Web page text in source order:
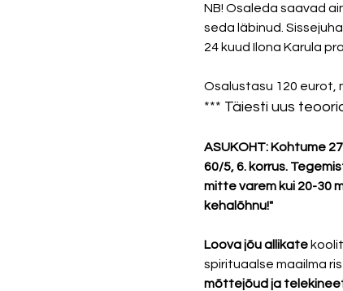
NB! Osaleda saavad
seda läbinud.
24 kuud Ilona Karula
Osalustasu 120 eurot,
*** Täiesti uus
ASUKOHT: Kohtume
60/5, 6. korrus.
mitte varem kui 20-30
kehalõhnu!"
Loova jõu allikate
spirituaalse maailma
mõttejõud ja